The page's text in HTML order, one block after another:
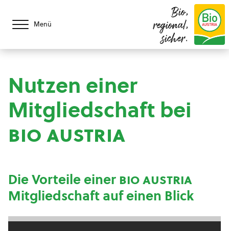
Menü
Bio,
regional,
sicher.
Nutzen einer
Mitgliedschaft bei
bio austria
Die Vorteile einerbio austria
Mitgliedschaft auf einen Blick